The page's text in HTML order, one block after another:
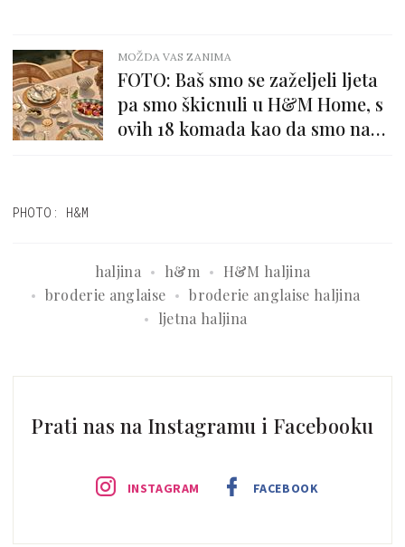
MOŽDA VAS ZANIMA
FOTO: Baš smo se zaželjeli ljeta
pa smo škicnuli u H&M Home, s
ovih 18 komada kao da smo na
PHOTO: H&M
haljina h&m
H&M haljina
broderie anglaise
broderie anglaise haljina
ljetna haljina
Prati nas na Instagramu i Facebooku
INSTAGRAM FACEBOOK